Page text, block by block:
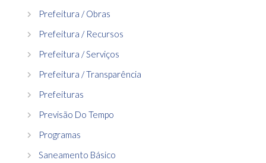
Prefeitura / Obras
Prefeitura / Recursos
Prefeitura / Serviços
Prefeitura / Transparência
Prefeituras
Previsão Do Tempo
Programas
Saneamento Básico